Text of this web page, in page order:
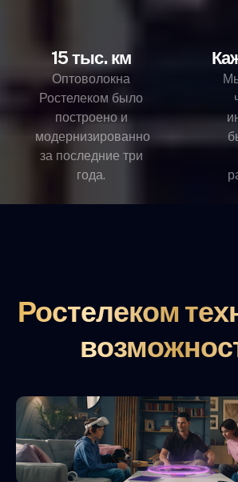
15 тыс. км
Оптоволокна
Ростелеком было
построено и
модернизированно
за последние три
года.
Ростелеком